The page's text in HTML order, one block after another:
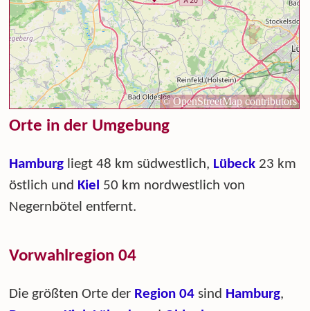
Orte in der Umgebung
Hamburg liegt 48 km südwestlich, Lübeck 23 km
östlich und Kiel 50 km nordwestlich von
Negernbötel entfernt.
Vorwahlregion 04
Die größten Orte der Region 04 sind Hamburg,